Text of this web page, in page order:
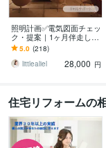
照明計画✅電気図面チェッ
ク・提案｜1ヶ月伴走しま
す IC歴20年｜新築・リフ
ォームの電気図面相談
5.0 (218)
littlealiel
28,000 円
住宅リフォームの